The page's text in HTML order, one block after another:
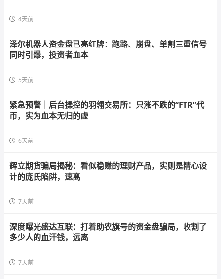
4天前
泽尔机器人资金盘已亮红牌：跑路、崩盘、单割三重信号
同时引爆，投资者血本
5天前
紧急预警｜后台操控的羽翎交易所：只涨不跌的“FTR”代
币，实为血本无归的虚
6天前
辉立期货骗局揭秘：看似稳赚的理财产品，实则是精心设
计的庞氏陷阱，速离
7天前
深度曝光盛达互联：打着助农旗号的资金盘骗局，收割了
多少人的血汗钱，远离
7天前